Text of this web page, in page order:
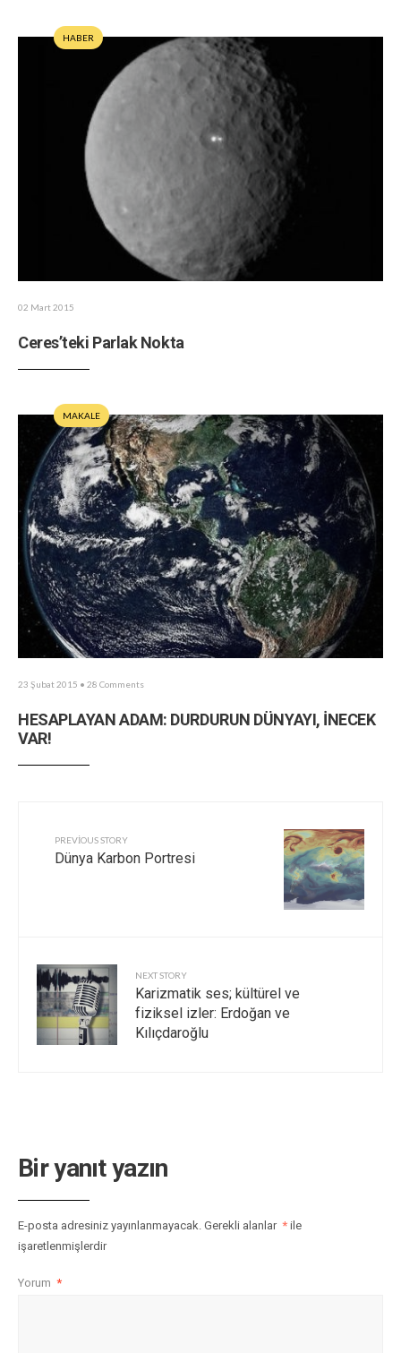
HABER
02 Mart 2015
Ceres’teki Parlak Nokta
MAKALE
23 Şubat 2015 • 28 Comments
HESAPLAYAN ADAM: DURDURUN DÜNYAYI, İNECEK
VAR!
PREVIOUS STORY
Dünya Karbon Portresi
NEXT STORY
Karizmatik ses; kültürel ve
fiziksel izler: Erdoğan ve
Kılıçdaroğlu
Bir yanıt yazın
E-posta adresiniz yayınlanmayacak. Gerekli alanlar * ile
işaretlenmişlerdir
Yorum *